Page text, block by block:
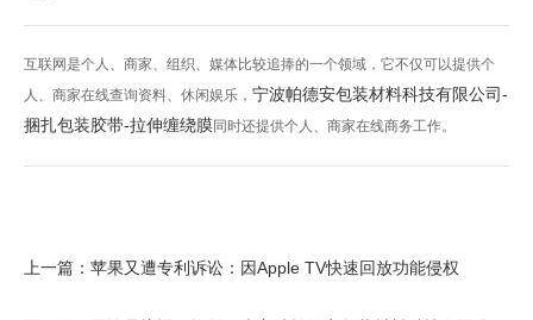
互联网是个人、商家、组织、媒体比较追捧的一个领域，它不仅可以提供个
人、商家在线查询资料、休闲娱乐， 宁波帕德安包装材料科技有限公司-
捆扎包装胶带-拉伸缠绕膜同时还提供个人、商家在线商务工作。
上一篇： 苹果又遭专利诉讼：因Apple TV快速回放功能侵权